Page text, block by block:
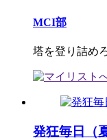
MCI部
塔を登り詰め
発狂毎日（